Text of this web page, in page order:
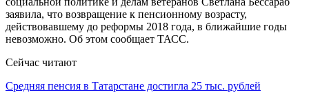
заявила, что возвращение к пенсионному возрасту,
действовавшему до реформы 2018 года, в ближайшие годы
невозможно. Об этом сообщает ТАСС.
Сейчас читают
Средняя пенсия в Татарстане достигла 25 тыс. рублей